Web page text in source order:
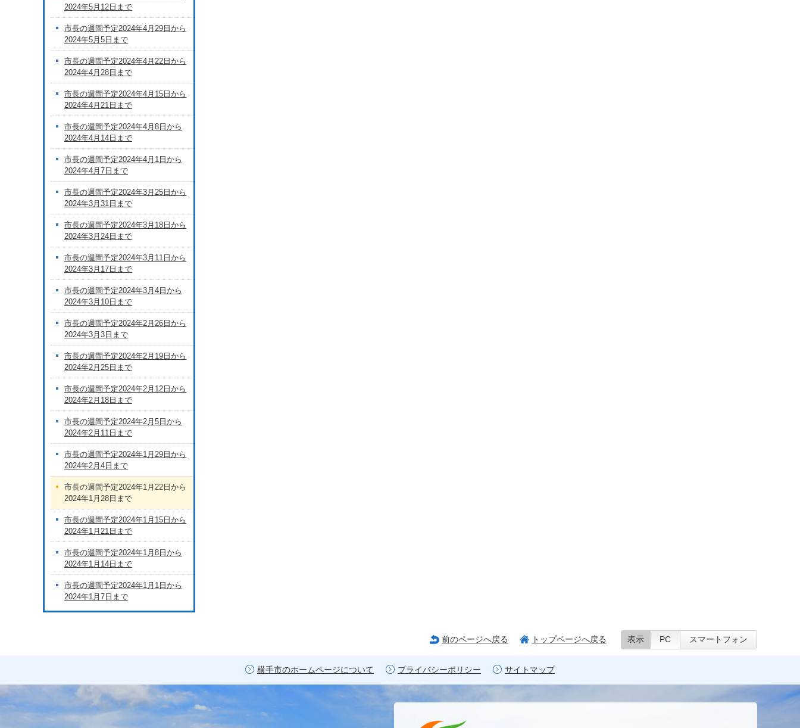
2024年5月12日まで
市長の週間予定2024年4月29日から
2024年5月5日まで
市長の週間予定2024年4月22日から
2024年4月28日まで
市長の週間予定2024年4月15日から
2024年4月21日まで
市長の週間予定2024年4月8日から
2024年4月14日まで
市長の週間予定2024年4月1日から
2024年4月7日まで
市長の週間予定2024年3月25日から
2024年3月31日まで
市長の週間予定2024年3月18日から
2024年3月24日まで
市長の週間予定2024年3月11日から
2024年3月17日まで
市長の週間予定2024年3月4日から
2024年3月10日まで
市長の週間予定2024年2月26日から
2024年3月3日まで
市長の週間予定2024年2月19日から
2024年2月25日まで
市長の週間予定2024年2月12日から
2024年2月18日まで
市長の週間予定2024年2月5日から
2024年2月11日まで
市長の週間予定2024年1月29日から
2024年2月4日まで
市長の週間予定2024年1月22日から
2024年1月28日まで
市長の週間予定2024年1月15日から
2024年1月21日まで
市長の週間予定2024年1月8日から
2024年1月14日まで
市長の週間予定2024年1月1日から
2024年1月7日まで
前のページへ戻る トップページへ戻る 表示 PC スマートフォン
横手市のホームページについて プライバシーポリシー サイトマップ